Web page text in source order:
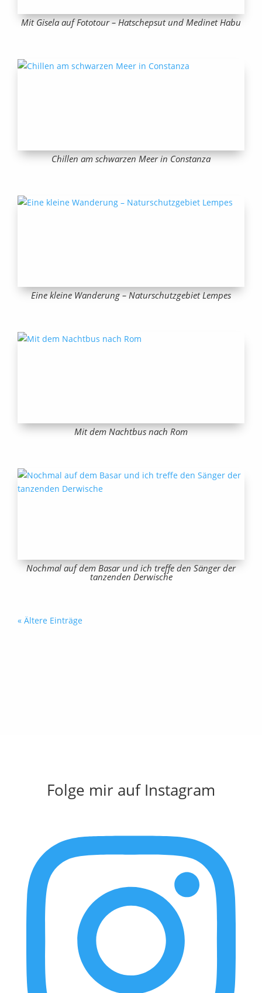
Mit Gisela auf Fototour – Hatschepsut und Medinet Habu
Chillen am schwarzen Meer in Constanza
Eine kleine Wanderung – Naturschutzgebiet Lempes
Mit dem Nachtbus nach Rom
Nochmal auf dem Basar und ich treffe den Sänger der
tanzenden Derwische
« Ältere Einträge
Folge mir auf Instagram